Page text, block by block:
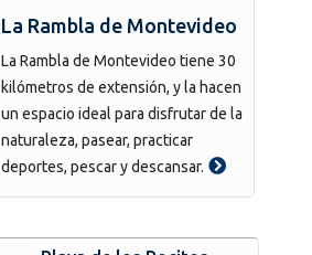
La Rambla de Montevideo
La Rambla de Montevideo tiene 30
kilómetros de extensión, y la hacen
un espacio ideal para disfrutar de la
naturaleza, pasear, practicar
deportes, pescar y descansar.